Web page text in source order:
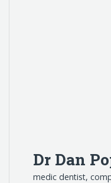
Dr Dan
medic dentist,